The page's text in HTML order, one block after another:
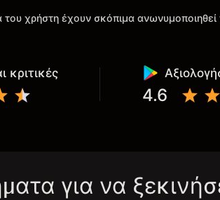
χρήστη έχουν σκόπιμα
κριτικές
4.6
για να